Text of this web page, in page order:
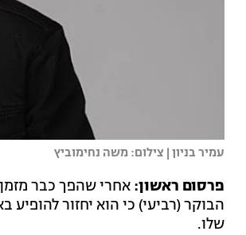
עמיר בניון | צילום: משה נחימוביץ
פרסום ראשון: אחרי שהפך כבר
שלו.